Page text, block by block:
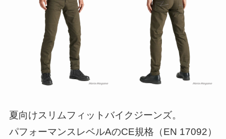
夏向けスリムフィットバイクジーンズ。
パフォーマンスレベルAのCE規格（EN 17092）